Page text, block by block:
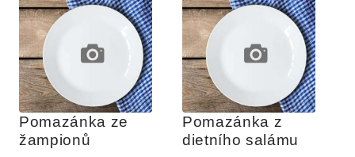
Pomazánka ze
žampionů
Pomazánka z
dietního salámu